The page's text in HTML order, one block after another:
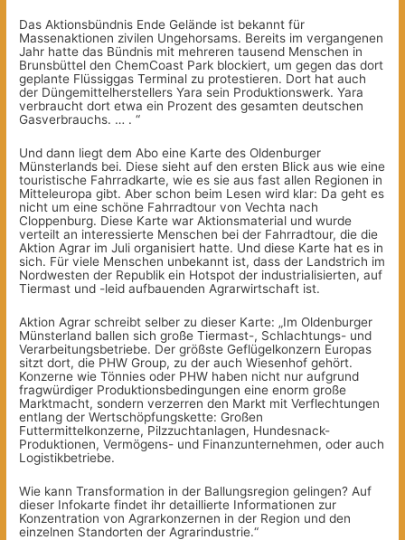
Das Aktionsbündnis Ende Gelände ist bekannt für
Massenaktionen zivilen Ungehorsams. Bereits im vergangenen
Jahr hatte das Bündnis mit mehreren tausend Menschen in
Brunsbüttel den ChemCoast Park blockiert, um gegen das dort
geplante Flüssiggas Terminal zu protestieren. Dort hat auch
der Düngemittelherstellers Yara sein Produktionswerk. Yara
verbraucht dort etwa ein Prozent des gesamten deutschen
Gasverbrauchs. … . “
Und dann liegt dem Abo eine Karte des Oldenburger
Münsterlands bei. Diese sieht auf den ersten Blick aus wie eine
touristische Fahrradkarte, wie es sie aus fast allen Regionen in
Mitteleuropa gibt. Aber schon beim Lesen wird klar: Da geht es
nicht um eine schöne Fahrradtour von Vechta nach
Cloppenburg. Diese Karte war Aktionsmaterial und wurde
verteilt an interessierte Menschen bei der Fahrradtour, die die
Aktion Agrar im Juli organisiert hatte. Und diese Karte hat es in
sich. Für viele Menschen unbekannt ist, dass der Landstrich im
Nordwesten der Republik ein Hotspot der industrialisierten, auf
Tiermast und -leid aufbauenden Agrarwirtschaft ist.
Aktion Agrar schreibt selber zu dieser Karte: „Im Oldenburger
Münsterland ballen sich große Tiermast-, Schlachtungs- und
Verarbeitungsbetriebe. Der größste Geflügelkonzern Europas
sitzt dort, die PHW Group, zu der auch Wiesenhof gehört.
Konzerne wie Tönnies oder PHW haben nicht nur aufgrund
fragwürdiger Produktionsbedingungen eine enorm große
Marktmacht, sondern verzerren den Markt mit Verflechtungen
entlang der Wertschöpfungskette: Großen
Futtermittelkonzerne, Pilzzuchtanlagen, Hundesnack-
Produktionen, Vermögens- und Finanzunternehmen, oder auch
Logistikbetriebe.
Wie kann Transformation in der Ballungsregion gelingen? Auf
dieser Infokarte findet ihr detaillierte Informationen zur
Konzentration von Agrarkonzernen in der Region und den
einzelnen Standorten der Agrarindustrie.“